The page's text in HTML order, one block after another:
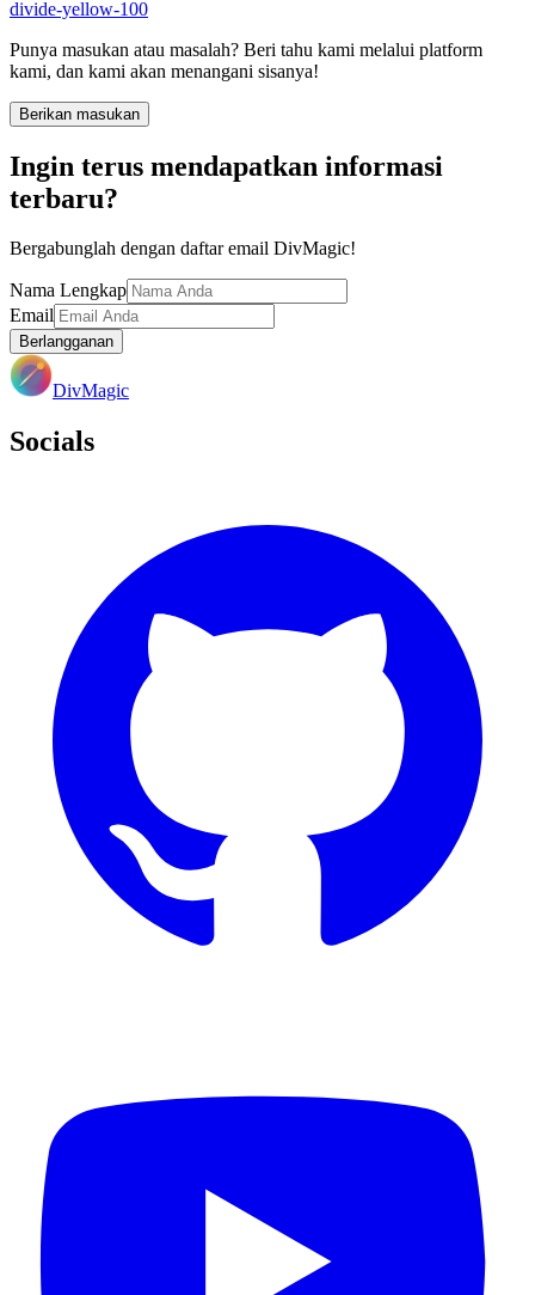
divide-yellow-100
Punya masukan atau masalah? Beri tahu kami melalui platform
kami, dan kami akan menangani sisanya!
Berikan masukan
Ingin terus mendapatkan informasi
terbaru?
Bergabunglah dengan daftar email DivMagic!
Nama Lengkap
Email
Berlangganan
DivMagic
Socials